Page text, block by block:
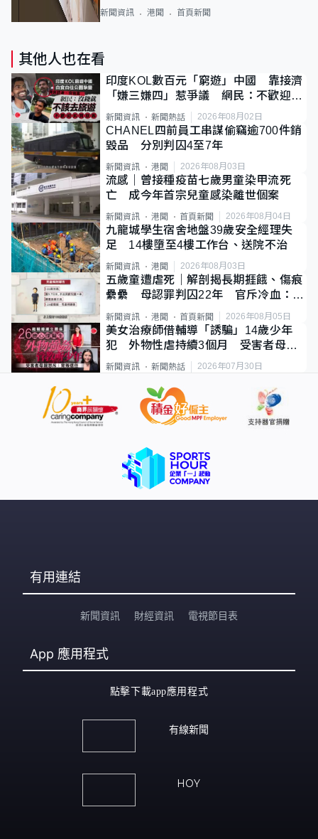
新聞資訊 港聞 首頁新聞
其他人也在看
印度KOL數百元「窮遊」中國 靠接濟
「嫌三嫌四」惹爭議 網民：不歡迎劣
質旅客
新聞資訊 新聞熱話 2026年08月02日
CHANEL四前員工串謀偷竊逾700件銷
毀品 分別判囚4至7年
新聞資訊 港聞 2026年08月03日
流感｜曾接種疫苗七歲男童染甲流死
亡 成今年首宗兒童感染離世個案
新聞資訊 港聞 首頁新聞 2026年08月04日
九龍城學生宿舍地盤39歲安全經理失
足 14樓墮至4樓工作台、送院不治
新聞資訊 港聞 2026年08月03日
五歲童遭虐死｜解剖揭長期捱餓、傷痕
纍纍 母認罪判囚22年 官斥冷血：同
類案最惡劣
新聞資訊 港聞 首頁新聞 2026年08月05日
美女治療師借輔導「誘騙」14歲少年
犯 外物性虐持續3個月 受害者母：
要保護其他人
新聞資訊 新聞熱話 2026年07月30日
有用連結
新聞資訊 財經資訊 電視節目表
App 應用程式
點擊下載app應用程式
有線新聞
HOY